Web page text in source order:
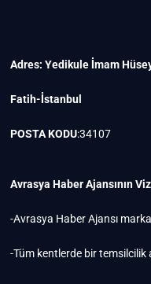
Adres: Yedikule İmam
Fatih-İstanbul
POSTA KODU:34107
Avrasya Haber Ajansının
-Avrasya Haber Ajansı
-Tüm kentlerde bir temsilcilik